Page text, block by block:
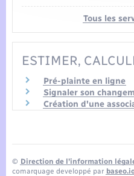
Tous les
ESTIMER,
Pré-plainte en ligne
Signaler son
Création d'une
© Direction de l’information
comarquage developpé par